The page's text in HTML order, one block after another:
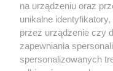
O FIRMIE
na urządzeniu oraz
unikalne
przez urządzenie czy
zapewniania
spersonalizowanych